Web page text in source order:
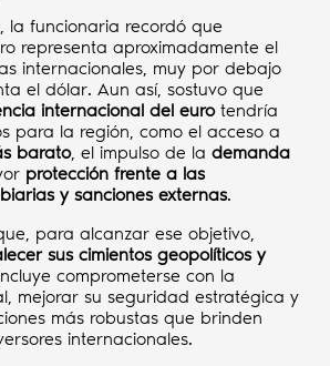
la funcionaria recordó que
representa aproximadamente el
internacionales, muy por debajo
el dólar. Aun así, sostuvo que
internacional del eurotendría
para la región, como el acceso a
barato, el impulso de la demanda
protección frente a las
y sanciones externas.
para alcanzar ese objetivo,
sus cimientos geopolíticos y
comprometerse con la
mejorar su seguridad estratégica y
más robustas que brinden
internacionales.